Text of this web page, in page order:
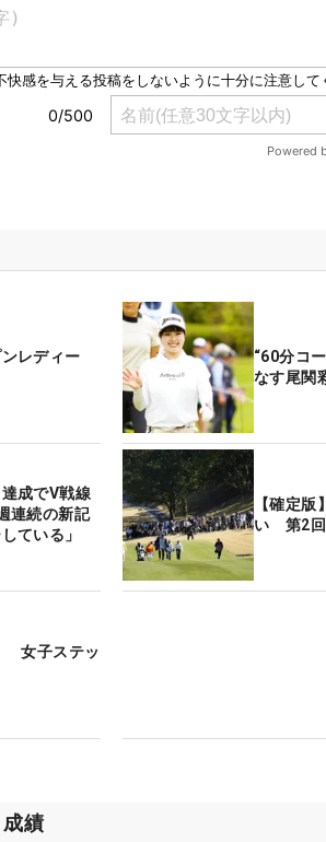
レディー
“60分コ
なす尾関
成でV戦線
連続の新記
ている」
【確定
い 第2回
女子ステッ
績